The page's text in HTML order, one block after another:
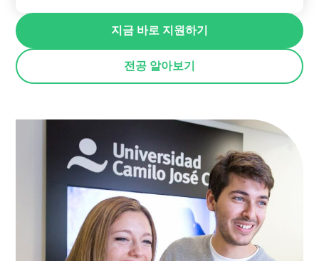
지금 바로 지원하기
전공 알아보기